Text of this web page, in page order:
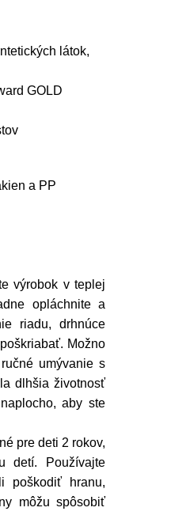
látok,
GOLD
a PP
výrobok v teplej
opláchnite a
riadu, drhnúce
Možno
umývanie s
dlhšia životnosť
aby ste
pre deti 2 rokov,
detí. Používajte
poškodiť hranu,
môžu spôsobiť